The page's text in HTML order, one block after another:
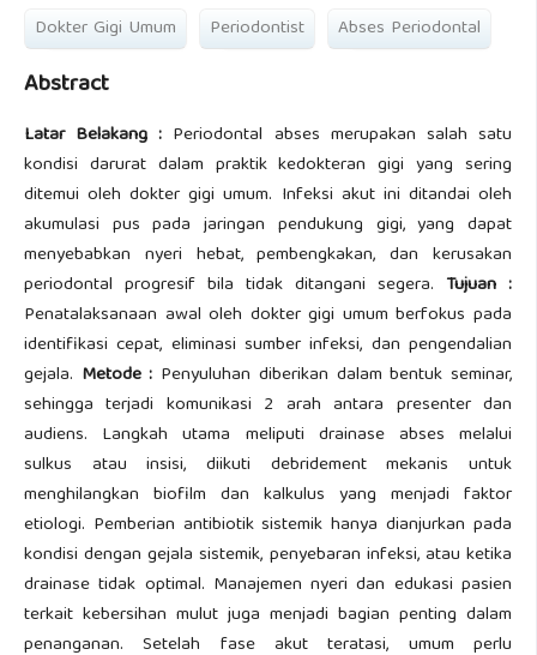
Dokter Gigi Umum Periodontist Abses Periodontal
Abstract
Latar Belakang : Periodontal abses merupakan salah satu
kondisi darurat dalam praktik kedokteran gigi yang sering
ditemui oleh dokter gigi umum. Infeksi akut ini ditandai oleh
akumulasi pus pada jaringan pendukung gigi, yang dapat
menyebabkan nyeri hebat, pembengkakan, dan kerusakan
periodontal progresif bila tidak ditangani segera. Tujuan :
Penatalaksanaan awal oleh dokter gigi umum berfokus pada
identifikasi cepat, eliminasi sumber infeksi, dan pengendalian
gejala. Metode : Penyuluhan diberikan dalam bentuk seminar,
sehingga terjadi komunikasi 2 arah antara presenter dan
audiens. Langkah utama meliputi drainase abses melalui
sulkus atau insisi, diikuti debridement mekanis untuk
menghilangkan biofilm dan kalkulus yang menjadi faktor
etiologi. Pemberian antibiotik sistemik hanya dianjurkan pada
kondisi dengan gejala sistemik, penyebaran infeksi, atau ketika
drainase tidak optimal. Manajemen nyeri dan edukasi pasien
terkait kebersihan mulut juga menjadi bagian penting dalam
penanganan. Setelah fase akut teratasi, umum perlu